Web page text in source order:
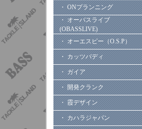
・ ONプランニング
・ オーバスライブ
(OBASSLIVE)
・ オーエスピー（O.S.P）
・ カッツバディ
・ ガイア
・ 開発クランク
・ 霞デザイン
・ カハラジャパン